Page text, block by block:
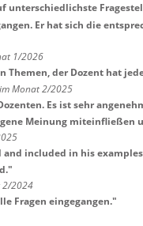
unterschiedlichste
Er hat sich die
1/2026
Themen, der Dozent hat
Monat 2/2025
Es ist sehr
Meinung miteinfließen
included in his
"
2/2024
Fragen eingegangen."